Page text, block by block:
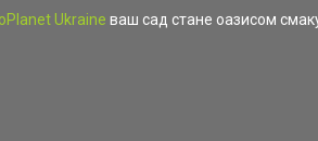
Ukraine ваш сад стане оазисом